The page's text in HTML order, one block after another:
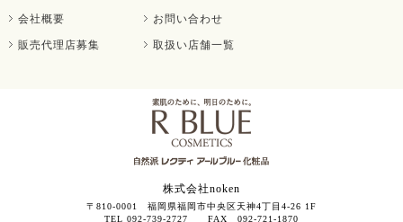
会社概要 お問い合わせ
販売代理店募集 取扱い店舗一覧
株式会社noken
〒810-0001 福岡県福岡市中央区天神4丁目4-26 1F
TEL 092-739-2727 FAX 092-721-1870